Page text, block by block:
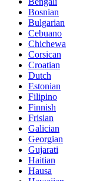
Bosnian
Bulgarian
Cebuano
Chichewa
Corsican
Croatian
Dutch
Estonian
Filipino
Finnish
Frisian
Galician
Georgian
Gujarati
Haitian
Hausa